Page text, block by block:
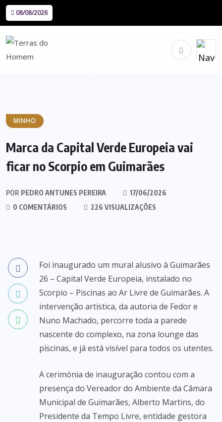
08/08/2026
MINHO
Marca da Capital Verde Europeia vai
ficar no Scorpio em Guimarães
POR PEDRO ANTUNES PEREIRA
17/06/2026
0 COMENTÁRIOS
226 VISUALIZAÇÕES
Foi inaugurado um mural alusivo à Guimarães
26 – Capital Verde Europeia, instalado no
Scorpio – Piscinas ao Ar Livre de Guimarães. A
intervenção artística, da autoria de Fedor e
Nuno Machado, percorre toda a parede
nascente do complexo, na zona lounge das
piscinas, e já está visível para todos os utentes.
A cerimónia de inauguração contou com a
presença do Vereador do Ambiente da Câmara
Municipal de Guimarães, Alberto Martins, do
Presidente da Tempo Livre, entidade gestora